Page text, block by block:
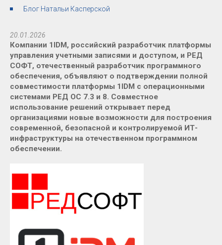
Блог Натальи Касперской
20.01.2026
Компании 1IDM, российский разработчик платформы
управления учетными записями и доступом, и РЕД
СОФТ, отечественный разработчик программного
обеспечения, объявляют о подтверждении полной
совместимости платформы 1IDM с операционными
системами РЕД ОС 7.3 и 8. Совместное
использование решений открывает перед
организациями новые возможности для построения
современной, безопасной и контролируемой ИТ-
инфраструктуры на отечественном программном
обеспечении.